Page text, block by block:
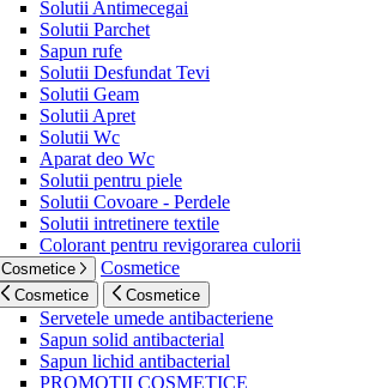
Solutii Antimecegai
Solutii Parchet
Sapun rufe
Solutii Desfundat Tevi
Solutii Geam
Solutii Apret
Solutii Wc
Aparat deo Wc
Solutii pentru piele
Solutii Covoare - Perdele
Solutii intretinere textile
Colorant pentru revigorarea culorii
Cosmetice Cosmetice
Cosmetice Cosmetice
Servetele umede antibacteriene
Sapun solid antibacterial
Sapun lichid antibacterial
PROMOTII COSMETICE